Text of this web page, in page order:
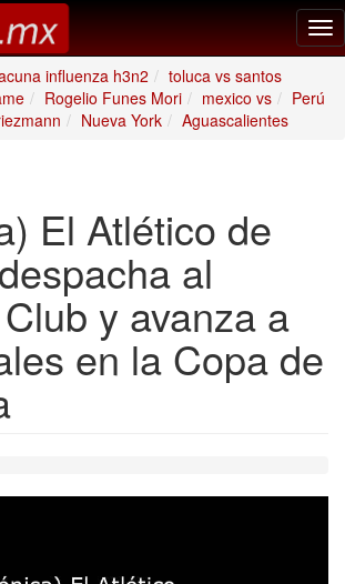
influenza h3n2
toluca vs santos
Rogelio Funes Mori mexico vs
Perú
Nueva York Aguascalientes
El Atlético de
al
y avanza a
en la Copa de